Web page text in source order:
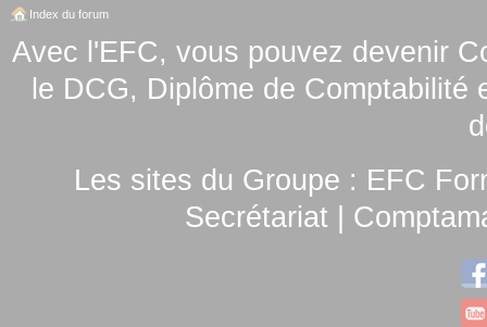
Index du forum
Avec l'EFC, vous pouvez devenir
le DCG, Diplôme de Comptabilité
Les sites du Groupe : EFC
Secrétariat